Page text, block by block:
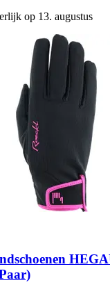
op 13. augustus